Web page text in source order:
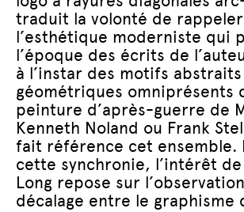
traduit la volonté de rappeler
l’esthétique moderniste qui
l’époque des écrits de
à l’instar des motifs
géométriques omniprésents
peinture d’après-guerre de
Kenneth Noland ou Frank
fait référence cet ensemble.
cette synchronie, l’intérêt
Long repose sur
décalage entre le graphisme